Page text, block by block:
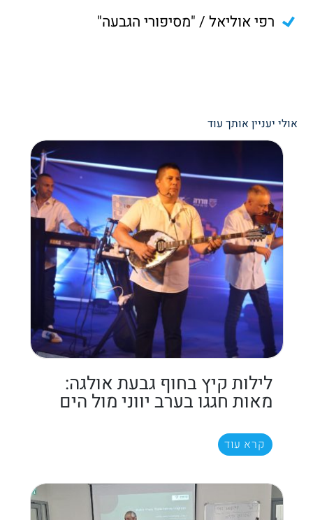
רפי אוליאל / "מסיפורי הגבעה"
אולי יעניין אותך עוד
לילות קיץ בחוף גבעת אולגה:
מאות חגגו בערב יווני מול הים
קרא עוד